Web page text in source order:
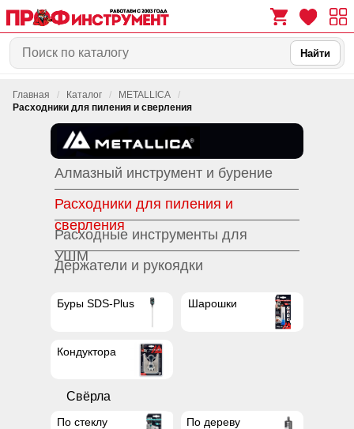
0
Найти
Главная / Каталог / METALLICA
/
Расходники для пиления и сверления
Алмазный инструмент и бурение
Расходники для пиления и
сверления
Держатели и рукоядки
Расходные инструменты для
УШМ
По дереву
По стеклу
Свёрла
Буры SDS-Plus
Кондуктора
Шарошки